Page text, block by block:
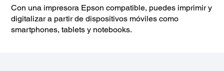
Con una impresora Epson compatible, puedes imprimir y
digitalizar a partir de dispositivos móviles como
smartphones, tablets y notebooks.